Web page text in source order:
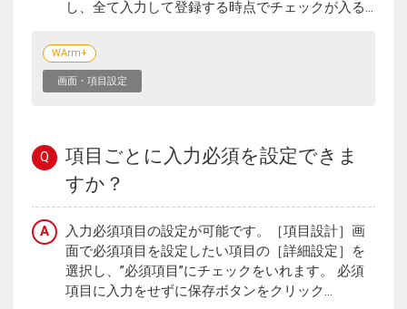
し、全て入力して登録する時点でチェックが入る...
WArm+
画面・項目設定
Q
項目ごとに入力必須を設定できま
すか？
A
入力必須項目の設定が可能です。［項目設計］画
面で必須項目を設定したい項目の［詳細設定］を
選択し、”必須項目”にチェックをいれます。 必須
項目に入力をせずに保存ボタンをクリック...